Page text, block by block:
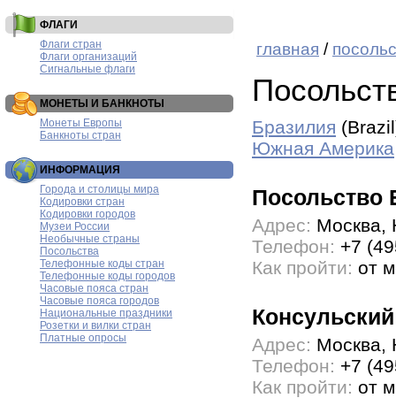
ФЛАГИ
Флаги стран
Флаги организаций
Сигнальные флаги
МОНЕТЫ И БАНКНОТЫ
Монеты Европы
Банкноты стран
ИНФОРМАЦИЯ
Города и столицы мира
Кодировки стран
Кодировки городов
Музеи России
Необычные страны
Посольства
Телефонные коды стран
Телефонные коды городов
Часовые пояса стран
Часовые пояса городов
Национальные праздники
Розетки и вилки стран
Платные опросы
главная /
Бразилия
Южная Америка
Посольство
Адрес: Москва,
Телефон: +7
Как пройти: от
Адрес: Москва,
Телефон: +7
Как пройти: от